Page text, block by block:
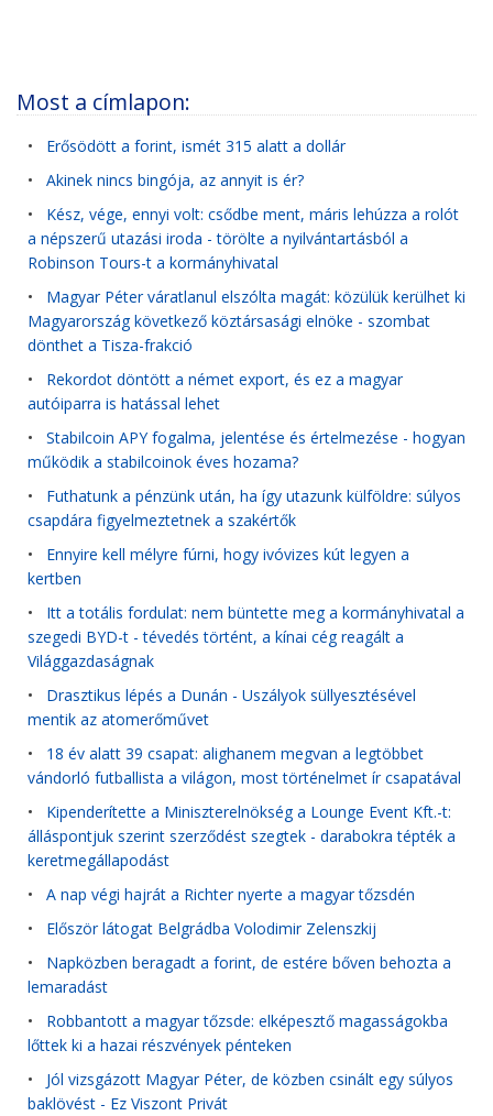
Most a címlapon:
• Erősödött a forint, ismét 315 alatt a dollár
• Akinek nincs bingója, az annyit is ér?
• Kész, vége, ennyi volt: csődbe ment, máris lehúzza a rolót
a népszerű utazási iroda - törölte a nyilvántartásból a
Robinson Tours-t a kormányhivatal
• Magyar Péter váratlanul elszólta magát: közülük kerülhet ki
Magyarország következő köztársasági elnöke - szombat
dönthet a Tisza-frakció
• Rekordot döntött a német export, és ez a magyar
autóiparra is hatással lehet
• Stabilcoin APY fogalma, jelentése és értelmezése - hogyan
működik a stabilcoinok éves hozama?
• Futhatunk a pénzünk után, ha így utazunk külföldre: súlyos
csapdára figyelmeztetnek a szakértők
• Ennyire kell mélyre fúrni, hogy ivóvizes kút legyen a
kertben
• Itt a totális fordulat: nem büntette meg a kormányhivatal a
szegedi BYD-t - tévedés történt, a kínai cég reagált a
Világgazdaságnak
• Drasztikus lépés a Dunán - Uszályok süllyesztésével
mentik az atomerőművet
• 18 év alatt 39 csapat: alighanem megvan a legtöbbet
vándorló futballista a világon, most történelmet ír csapatával
• Kipenderítette a Miniszterelnökség a Lounge Event Kft.-t:
álláspontjuk szerint szerződést szegtek - darabokra tépték a
keretmegállapodást
• A nap végi hajrát a Richter nyerte a magyar tőzsdén
• Először látogat Belgrádba Volodimir Zelenszkij
• Napközben beragadt a forint, de estére bőven behozta a
lemaradást
• Robbantott a magyar tőzsde: elképesztő magasságokba
lőttek ki a hazai részvények pénteken
• Jól vizsgázott Magyar Péter, de közben csinált egy súlyos
baklövést - Ez Viszont Privát